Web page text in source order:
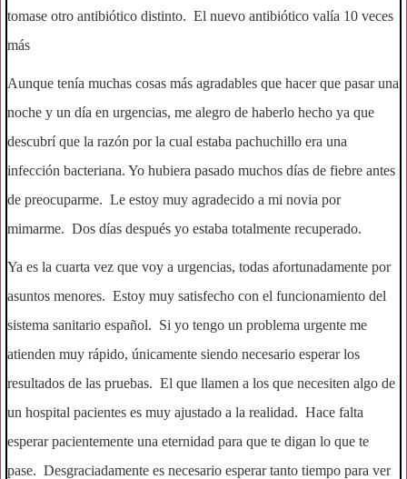
tomase otro antibiótico distinto. El nuevo antibiótico valía 10 veces
más
Aunque tenía muchas cosas más agradables que hacer que pasar una
noche y un día en urgencias, me alegro de haberlo hecho ya que
descubrí que la razón por la cual estaba pachuchillo era una
infección bacteriana. Yo hubiera pasado muchos días de fiebre antes
de preocuparme. Le estoy muy agradecido a mi novia por
mimarme. Dos días después yo estaba totalmente recuperado.
Ya es la cuarta vez que voy a urgencias, todas afortunadamente por
asuntos menores. Estoy muy satisfecho con el funcionamiento del
sistema sanitario español. Si yo tengo un problema urgente me
atienden muy rápido, únicamente siendo necesario esperar los
resultados de las pruebas. El que llamen a los que necesiten algo de
un hospital pacientes es muy ajustado a la realidad. Hace falta
esperar pacientemente una eternidad para que te digan lo que te
pase. Desgraciadamente es necesario esperar tanto tiempo para ver